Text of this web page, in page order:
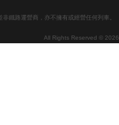
All Rights Reserved © 2026
鐵路運營商，亦不擁有或經營任何列車。